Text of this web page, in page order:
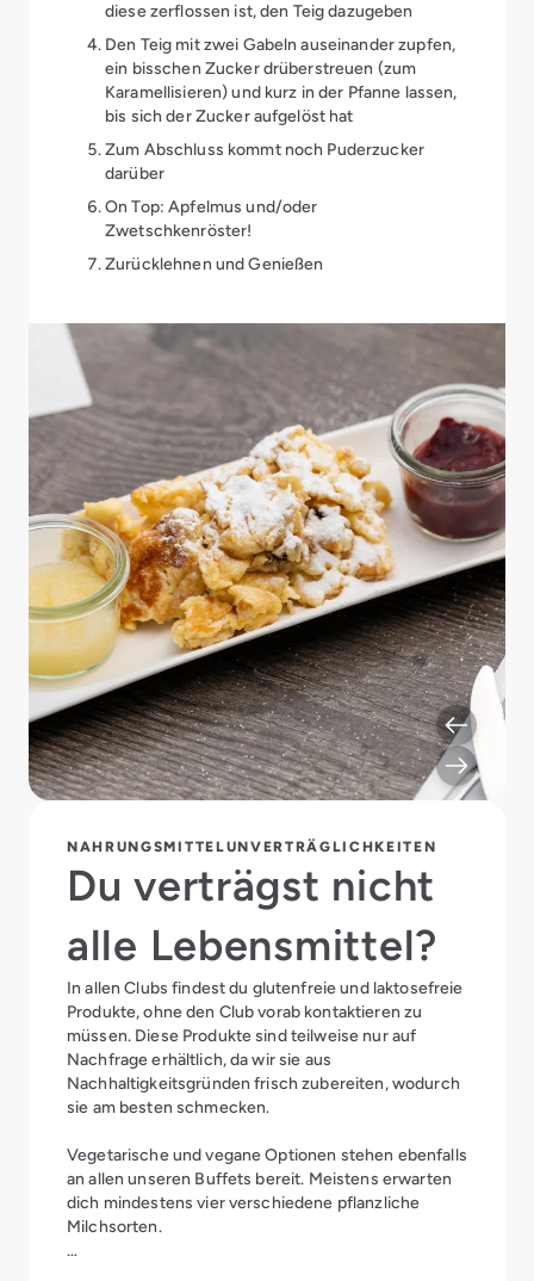
diese zerflossen ist, den Teig dazugeben
Den Teig mit zwei Gabeln auseinander zupfen,
ein bisschen Zucker drüberstreuen (zum
Karamellisieren) und kurz in der Pfanne lassen,
bis sich der Zucker aufgelöst hat
Zum Abschluss kommt noch Puderzucker
darüber
On Top: Apfelmus und/oder
Zwetschkenröster!
Zurücklehnen und Genießen
NAHRUNGSMITTELUNVERTRÄGLICHKEITEN
Du verträgst nicht
alle Lebensmittel?
In allen Clubs findest du glutenfreie und laktosefreie
Produkte, ohne den Club vorab kontaktieren zu
müssen. Diese Produkte sind teilweise nur auf
Nachfrage erhältlich, da wir sie aus
Nachhaltigkeitsgründen frisch zubereiten, wodurch
sie am besten schmecken.
Vegetarische und vegane Optionen stehen ebenfalls
an allen unseren Buffets bereit. Meistens erwarten
dich mindestens vier verschiedene pflanzliche
Milchsorten.